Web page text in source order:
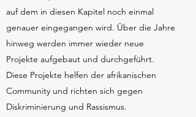
auf dem in diesen Kapitel noch einmal
genauer eingegangen wird. Über die Jahre
hinweg werden immer wieder neue
Projekte aufgebaut und durchgeführt.
Diese Projekte helfen der afrikanischen
Community und richten sich gegen
Diskriminierung und Rassismus.